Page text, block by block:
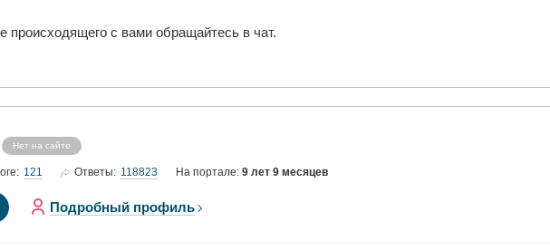
происходящего с вами обращайтесь в чат.
Нет на сайте
121 Ответы: 118823 На портале: 9 лет 9 месяцев
Подробный профиль